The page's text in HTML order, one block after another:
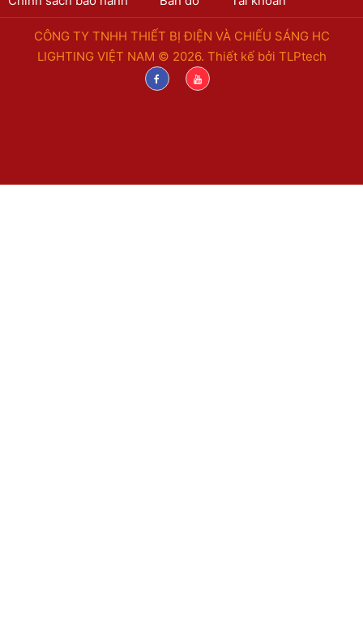
CÔNG TY TNHH THIẾT BỊ ĐIỆN VÀ CHIẾU SÁNG HC
LIGHTING VIỆT NAM © 2026. Thiết kế bởi TLPtech